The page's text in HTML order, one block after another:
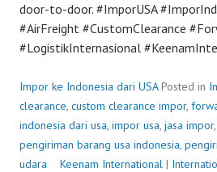
door-to-door. #ImporUSA
#AirFreight #CustomClearance
#LogistikInternasional
Impor ke Indonesia dari USA Posted in
clearance, custom clearance impor,
indonesia dari usa, impor usa, jasa impor,
pengiriman barang usa indonesia,
udara
P
Keenam International |